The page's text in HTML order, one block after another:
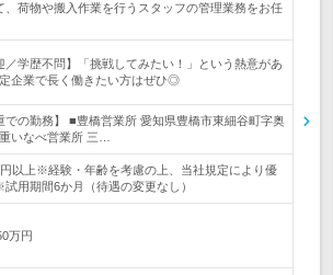
、荷物や搬入作業を行うスタッフの管理業務をお任
／学歴不問】「挑戦してみたい！」という熱意があ
企業で長く働きたい方はぜひ◎
での勤務】 ■豊橋営業所 愛知県豊橋市東細谷町字奥
いなべ営業所 三…
円以上※経験・年齢を考慮の上、当社規定により優
用期間6か月（待遇の変更なし）
万円